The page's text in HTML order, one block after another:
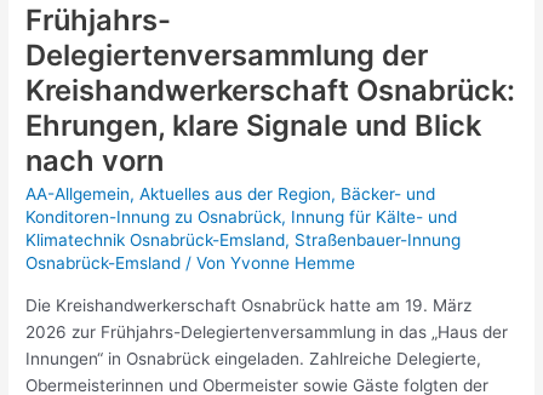
Frühjahrs-
Delegiertenversammlung der
Kreishandwerkerschaft Osnabrück:
Ehrungen, klare Signale und Blick
nach vorn
AA-Allgemein,Aktuelles aus der Region, Bäcker- und
Konditoren-Innung zu Osnabrück, Innung für Kälte- und
Klimatechnik Osnabrück-Emsland, Straßenbauer-Innung
Osnabrück-Emsland / VonYvonne Hemme
Die Kreishandwerkerschaft Osnabrück hatte am 19. März
2026 zur Frühjahrs-Delegiertenversammlung in das „Haus der
Innungen“ in Osnabrück eingeladen. Zahlreiche Delegierte,
Obermeisterinnen und Obermeister sowie Gäste folgten der